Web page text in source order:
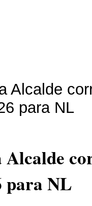
Alcalde
para NL
para NL